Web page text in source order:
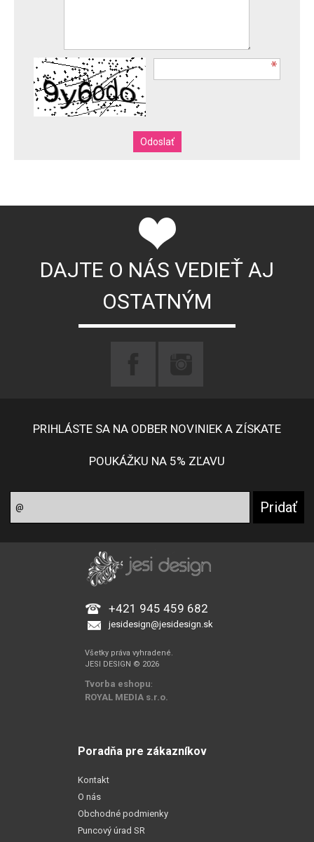
DAJTE O NÁS VEDIEŤ AJ
OSTATNÝM
PRIHLÁSTE SA NA ODBER NOVINIEK A ZÍSKATE
POUKÁŽKU NA 5% ZĽAVU
+421 945 459 682
jesidesign@jesidesign.sk
Všetky práva vyhradené.
JESI DESIGN © 2026
Tvorba eshopu:
ROYAL MEDIA s.r.o.
Poradňa pre zákazníkov
Kontakt
O nás
Obchodné podmienky
Puncový úrad SR